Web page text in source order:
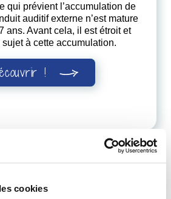
cookies
qui prévient l’accumulation de
auditif externe n’est mature
ans. Avant cela, il est étroit et
à cette accumulation.
!